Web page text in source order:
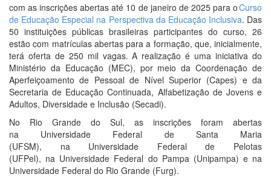
com as inscrições abertas até 10 de janeiro de 2025 para oCurso
de Educação Especial na Perspectiva da Educação Inclusiva. Das
50 instituições públicas brasileiras participantes do curso, 26
estão com matrículas abertas para a formação, que, inicialmente,
terá oferta de 250 mil vagas. A realização é uma iniciativa do
Ministério da Educação (MEC), por meio da Coordenação de
Aperfeiçoamento de Pessoal de Nível Superior (Capes) e da
Secretaria de Educação Continuada, Alfabetização de Jovens e
Adultos, Diversidade e Inclusão (Secadi).
No Rio Grande do Sul, as inscrições foram abertas
na Universidade Federal de Santa Maria
(UFSM), na Universidade Federal de Pelotas
(UFPel), na Universidade Federal do Pampa (Unipampa) e na
Universidade Federal do Rio Grande (Furg).